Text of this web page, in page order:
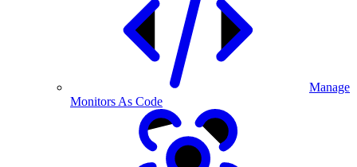
Manage
Monitors As Code